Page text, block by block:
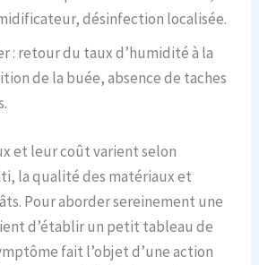
désinfection localisée.
: retour du taux d’humidité à la
de la buée, absence de taches
et leur coût varient selon
la qualité des matériaux et
Pour aborder sereinement une
d’établir un petit tableau de
fait l’objet d’une action